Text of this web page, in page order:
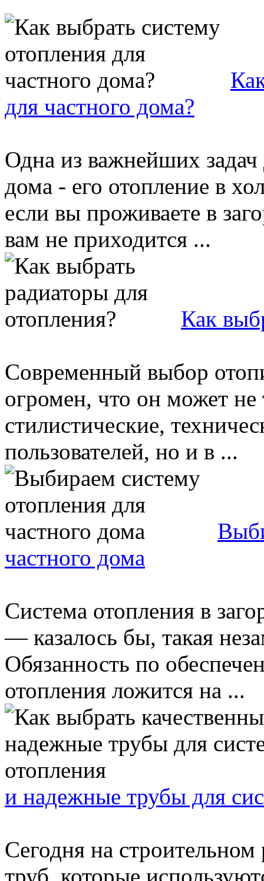
для частного дома?
Одна из важнейших задач
дома - его отопление в
если вы проживаете в
вам не приходится ...
Как
Современный выбор
огромен, что он может
стилистические,
пользователей, но и в ...
частного дома
Система отопления в
— казалось бы, такая
Обязанность по
отопления ложится на ...
и надежные трубы для
Сегодня на
труб, которые